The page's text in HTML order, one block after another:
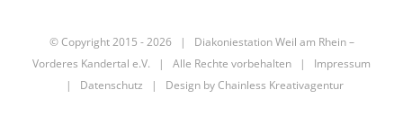
© Copyright 2015 -2026 | Diakoniestation Weil am Rhein –
Vorderes Kandertal e.V. | Alle Rechte vorbehalten | Impressum
| Datenschutz | Design byChainless Kreativagentur